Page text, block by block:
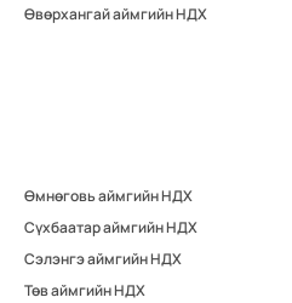
Өвөрхангай аймгийн НДХ
Өмнөговь аймгийн НДХ
Сүхбаатар аймгийн НДХ
Сэлэнгэ аймгийн НДХ
Төв аймгийн НДХ